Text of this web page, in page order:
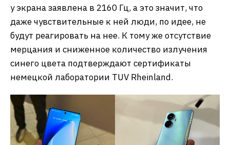
у экрана заявлена в 2160 Гц, а это значит, что
даже чувствительные к ней люди, по идее, не
будут реагировать на нее. К тому же отсутствие
мерцания и сниженное количество излучения
синего цвета подтверждают сертификаты
немецкой лаборатории TUV Rheinland.